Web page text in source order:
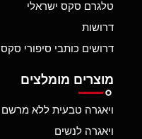
טלגרם סקס ישראלי
דרושות
דרושים כותבי סיפורי סקס
מוצרים מומלצים
ויאגרה טבעית ללא מרשם
ויאגרה לנשים